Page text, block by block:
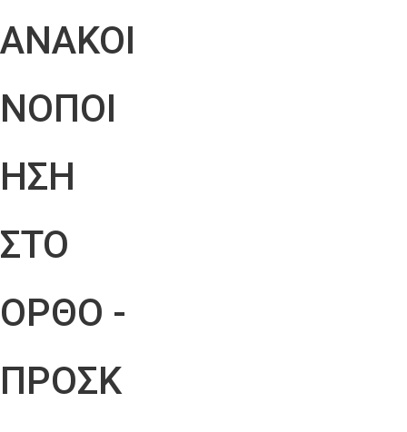
ΑΝΑΚΟΙ
ΝΟΠΟΙ
ΗΣΗ
ΣΤΟ
ΟΡΘΟ -
ΠΡΟΣΚ